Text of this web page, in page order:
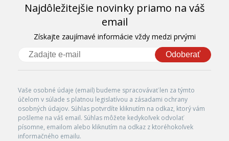
Najdôležitejšie novinky priamo na váš
email
Získajte zaujímavé informácie vždy medzi prvými
Odoberať
Vaše osobné údaje (email) budeme spracovávať len za týmto
účelom v súlade s platnou legislatívou a zásadami ochrany
osobných údajov. Súhlas potvrdíte kliknutím na odkaz, ktorý vám
pošleme na váš email. Súhlas môžete kedykoľvek odvolať
písomne, emailom alebo kliknutím na odkaz z ktoréhokoľvek
informačného emailu.